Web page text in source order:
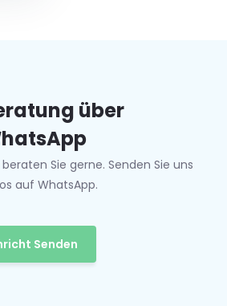
über
beraten Sie gerne. Senden Sie uns
auf WhatsApp.
Senden